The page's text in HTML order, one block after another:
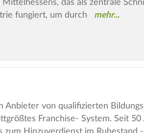
das als zentrale
fungiert, um durch
Anbieter von qualifizierten
Franchise- System. Seit
zum Hinzuverdienst im Ruhestand -